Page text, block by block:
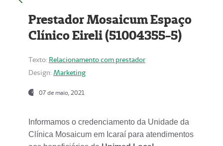
Prestador Mosaicum Espaço
Clínico Eireli (51004355-5)
Texto: Relacionamento com prestador
Design: Marketing
07 de maio, 2021
Informamos o credenciamento da Unidade da
Clínica Mosaicum em Icaraí para atendimentos